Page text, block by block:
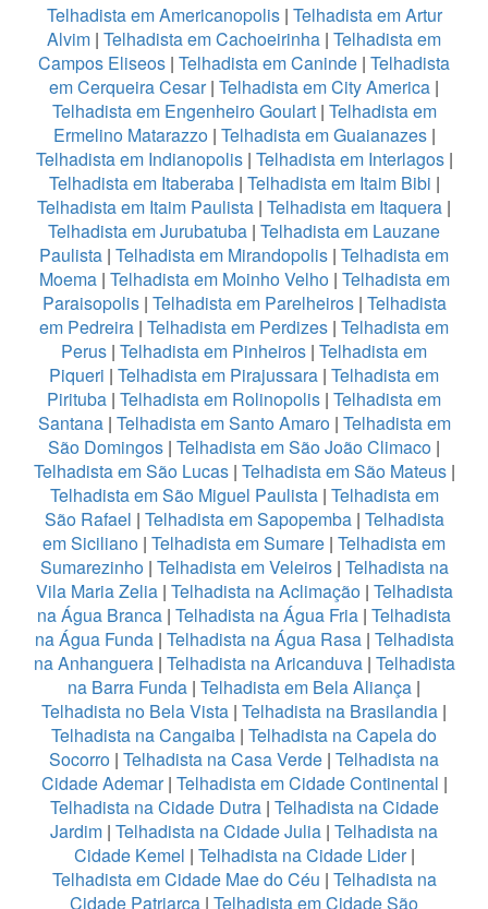
Telhadista em Americanopolis | Telhadista em Artur
Alvim | Telhadista em Cachoeirinha | Telhadista em
Campos Eliseos | Telhadista em Caninde | Telhadista
em Cerqueira Cesar| Telhadista em City America |
Telhadista em Engenheiro Goulart | Telhadista em
Ermelino Matarazzo | Telhadista em Guaianazes|
Telhadista em Indianopolis| Telhadista em Interlagos|
Telhadista em Itaberaba| Telhadista em Itaim Bibi |
Telhadista em Itaim Paulista | Telhadista em Itaquera |
Telhadista em Jurubatuba | Telhadista em Lauzane
Paulista | Telhadista em Mirandopolis | Telhadista em
Moema| Telhadista em Moinho Velho | Telhadista em
Paraisopolis| Telhadista em Parelheiros| Telhadista
em Pedreira | Telhadista em Perdizes | Telhadista em
Perus | Telhadista em Pinheiros | Telhadista em
Piqueri | Telhadista em Pirajussara | Telhadista em
Pirituba | Telhadista em Rolinopolis | Telhadista em
Santana| Telhadista em Santo Amaro| Telhadista em
São Domingos | Telhadista em São João Climaco |
Telhadista em São Lucas| Telhadista em São Mateus |
Telhadista em São Miguel Paulista| Telhadista em
São Rafael | Telhadista em Sapopemba | Telhadista
em Siciliano | Telhadista em Sumare | Telhadista em
Sumarezinho| Telhadista em Veleiros| Telhadista na
Vila Maria Zelia| Telhadista na Aclimação| Telhadista
na Água Branca | Telhadista na Água Fria | Telhadista
na Água Funda| Telhadista na Água Rasa | Telhadista
na Anhanguera| Telhadista na Aricanduva| Telhadista
na Barra Funda | Telhadista em Bela Aliança |
Telhadista no Bela Vista | Telhadista na Brasilandia |
Telhadista na Cangaiba | Telhadista na Capela do
Socorro | Telhadista na Casa Verde | Telhadista na
Cidade Ademar| Telhadista em Cidade Continental |
Telhadista na Cidade Dutra | Telhadista na Cidade
Jardim | Telhadista na Cidade Julia | Telhadista na
Cidade Kemel | Telhadista na Cidade Lider|
Telhadista em Cidade Mae do Céu | Telhadista na
Cidade Patriarca | Telhadista em Cidade São